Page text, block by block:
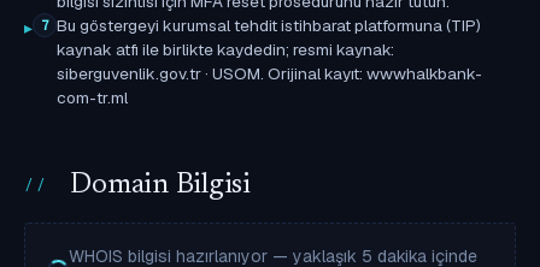
7 Bu göstergeyi kurumsal tehdit istihbarat platformuna (TIP)
kaynak atfı ile birlikte kaydedin; resmi kaynak:
siberguvenlik.gov.tr · USOM. Orijinal kayıt: wwwhalkbank-
com-tr.ml
Domain Bilgisi
WHOIS bilgisi hazırlanıyor — yaklaşık 5 dakika içinde